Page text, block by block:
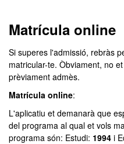
Matrícula online
Si superes l'admissió, rebràs
matricular-te. Òbviament, no
prèviament admès.
Matrícula online:
L'aplicatiu et demanarà que
del programa al qual et vols
programa són: Estudi: 1994 i